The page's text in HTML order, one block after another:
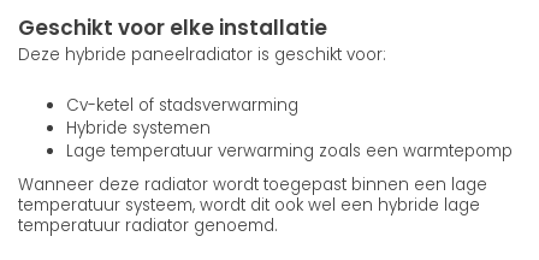
Geschikt voor elke installatie
Deze hybride paneelradiator is geschikt voor:
Cv-ketel of stadsverwarming
Hybride systemen
Lage temperatuur verwarming zoals een warmtepomp
Wanneer deze radiator wordt toegepast binnen een lage
temperatuur systeem, wordt dit ook wel een hybride lage
temperatuur radiator genoemd.